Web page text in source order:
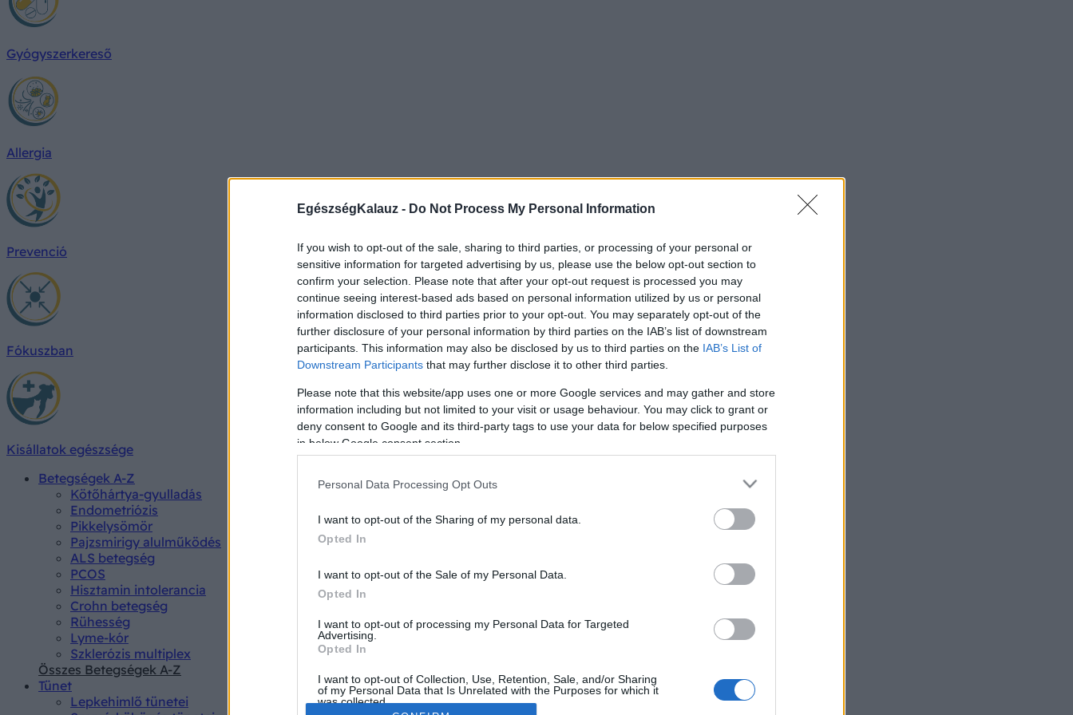
EgészségKalauz - Do Not Process My Personal Information
If you wish to opt-out of the sale, sharing to third parties, or processing of your personal or
sensitive information for targeted advertising by us, please use the below opt-out section to
confirm your selection. Please note that after your opt-out request is processed you may
continue seeing interest-based ads based on personal information utilized by us or personal
information disclosed to third parties prior to your opt-out. You may separately opt-out of the
further disclosure of your personal information by third parties on the IAB’s list of downstream
participants. This information may also be disclosed by us to third parties on the IAB’s List of
Downstream Participants that may further disclose it to other third parties.
Please note that this website/app uses one or more Google services and may gather and store
information including but not limited to your visit or usage behaviour. You may click to grant or
deny consent to Google and its third-party tags to use your data for below specified purposes
in below Google consent section.
Personal Data Processing Opt Outs
I want to opt-out of the Sharing of my personal data.
Opted In
I want to opt-out of the Sale of my Personal Data.
Opted In
I want to opt-out of processing my Personal Data for Targeted
Advertising.
Opted In
I want to opt-out of Collection, Use, Retention, Sale, and/or Sharing
of my Personal Data that Is Unrelated with the Purposes for which it
was collected.
Gyógyszerkereső
Allergia
Prevenció
Fókuszban
Kisállatok egészsége
Betegségek A-Z
Kötőhártya-gyulladás
Endometriózis
Pikkelysömör
Pajzsmirigy alulműködés
ALS betegség
PCOS
Hisztamin intolerancia
Crohn betegség
Rühesség
Lyme-kór
Szklerózis multiplex
Összes Betegségek A-Z
Tünet
Lepkehimlő tünetei